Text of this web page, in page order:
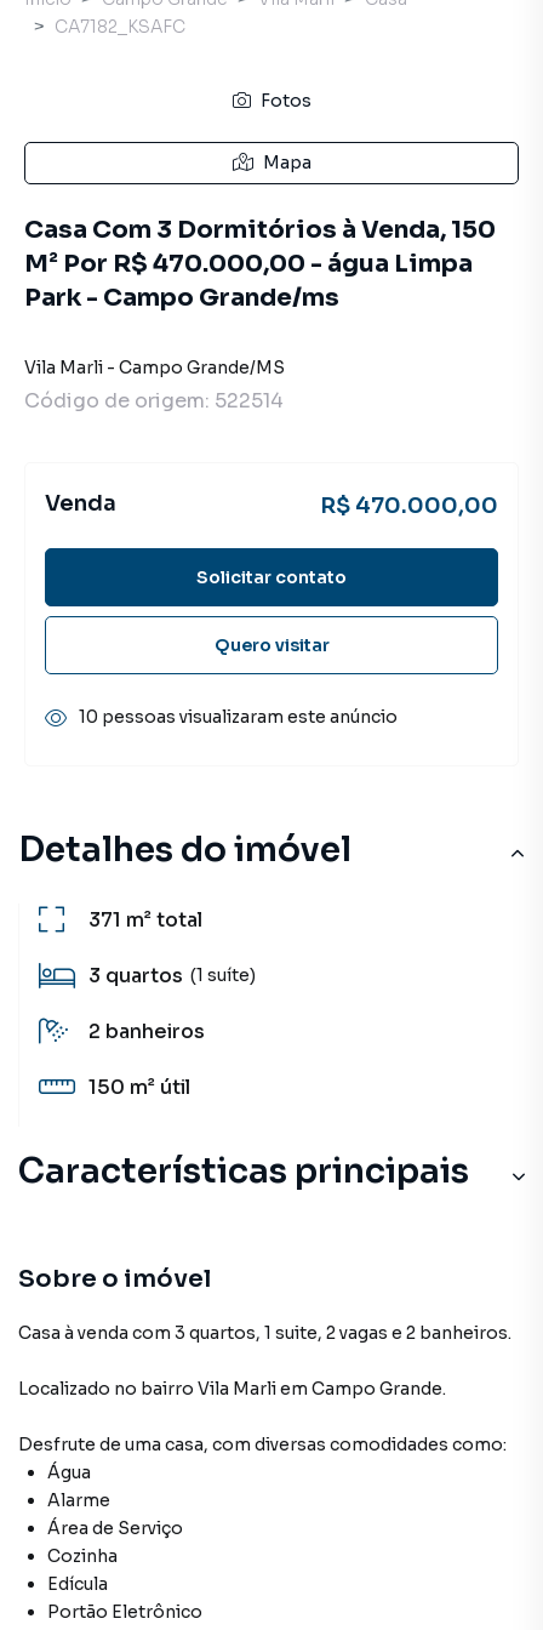
Detalhes do imóvel
371 m²total
3 quartos (1 suíte)
2 banheiros
150 m² útil
Características principais
Sobre o imóvel
Casa à venda com 3 quartos, 1 suite, 2 vagas e 2 banheiros.
Localizado no bairro Vila Marliem Campo Grande.
Desfrute de uma casa, com diversas comodidades como:
Água
Alarme
Área de Serviço
Cozinha
Edícula
Portão Eletrônico
CA7182_KSAFC
Fotos
Mapa
Casa Com 3 Dormitórios à Venda, 150
M² Por R$ 470.000,00 - água Limpa
Park - Campo Grande/ms
Vila Marli - Campo Grande/MS
Código de origem: 522514
Venda R$ 470.000,00
Solicitar contato
Quero visitar
10 pessoas visualizaram este anúncio